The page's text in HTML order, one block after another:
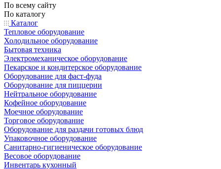
По всему сайту
По каталогу
Каталог
Тепловое оборудование
Холодильное оборудование
Бытовая техника
Электромеханическое оборудование
Пекарское и кондитерское оборудование
Оборудование для фаст-фуда
Оборудование для пиццерии
Нейтральное оборудование
Кофейное оборудование
Моечное оборудование
Торговое оборудование
Оборудование для раздачи готовых блюд
Упаковочное оборудование
Санитарно-гигиеническое оборудование
Весовое оборудование
Инвентарь кухонный